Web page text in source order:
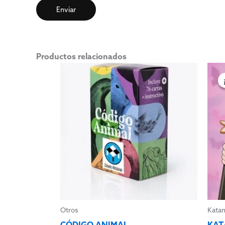
Productos relacionados
Otros